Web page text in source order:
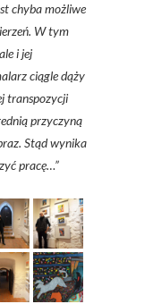
chyba możliwe
W tym
i jej
ciągle dąży
transpozycji
przyczyną
Stąd wynika
pracę…”